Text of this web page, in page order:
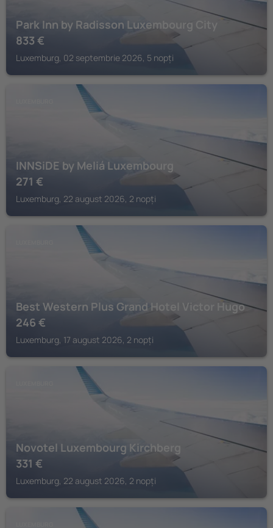
Park Inn by Radisson Luxembourg City
833 €
Luxemburg, 02 septembrie 2026, 5 nopți
INNSiDE by Meliá Luxembourg
271 €
Luxemburg, 22 august 2026, 2 nopți
Best Western Plus Grand Hotel Victor Hugo
246 €
Luxemburg, 17 august 2026, 2 nopți
Novotel Luxembourg Kirchberg
331 €
Luxemburg, 22 august 2026, 2 nopți